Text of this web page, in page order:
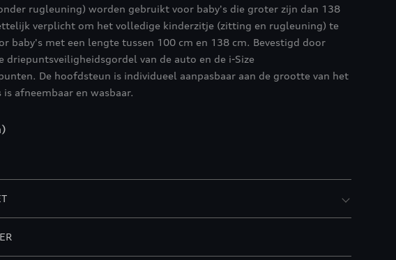
rugleuning) worden gebruikt voor baby's die groter zijn dan 138
verplicht om het volledige kinderzitje (zitting en rugleuning) te
baby's met een lengte tussen 100 cm en 138 cm. Bevestigd door
driepuntsveiligheidsgordel van de auto en de i-Size
De hoofdsteun is individueel aanpasbaar aan de grootte van het
is afneembaar en wasbaar.